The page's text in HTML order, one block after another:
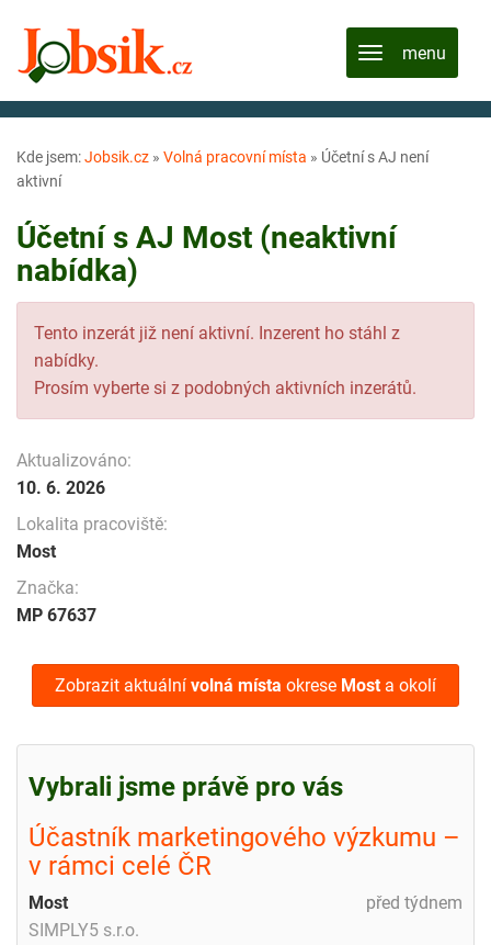
Kde jsem:Jobsik.cz » Volná pracovní místa » Účetní s AJ není
aktivní
Účetní s AJ Most (neaktivní
nabídka)
Tento inzerát již není aktivní. Inzerent ho stáhl z
nabídky.
Prosím vyberte si z podobných aktivních inzerátů.
Aktualizováno:
10. 6. 2026
Lokalita pracoviště:
Most
Značka:
MP 67637
Zobrazit aktuální volná místa okrese Mosta okolí
Vybrali jsme právě pro vás
Účastník marketingového výzkumu –
v rámci celé ČR
před týdnem
Most
SIMPLY5 s.r.o.